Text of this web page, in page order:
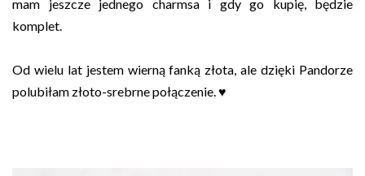
mam jeszcze jednego charmsa i gdy go kupię, będzie
komplet.
Od wielu lat jestem wierną fanką złota, ale dzięki Pandorze
polubiłam złoto-srebrne połączenie. ♥